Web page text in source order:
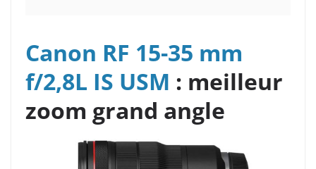
Canon RF 15-35 mm
f/2,8L IS USM : meilleur
zoom grand angle